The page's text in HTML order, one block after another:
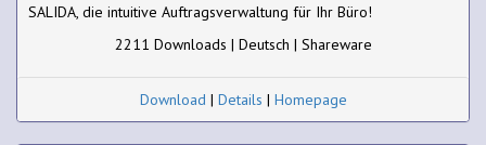
SALIDA, die intuitive Auftragsverwaltung für Ihr Büro!
2211 Downloads | Deutsch | Shareware
Download | Details | Homepage